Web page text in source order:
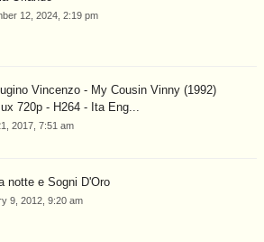
12, 2024, 2:19 pm
Vincenzo - My Cousin Vinny (1992)
720p - H264 - Ita Eng...
2017, 7:51 am
notte e Sogni D'Oro
9, 2012, 9:20 am